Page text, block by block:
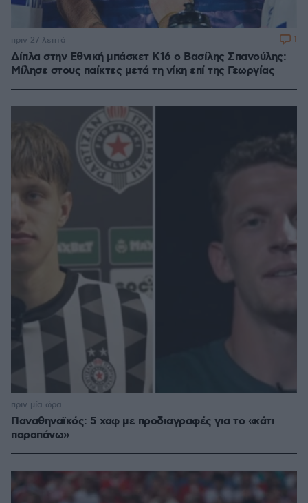
Δίπλα στην Εθνική μπάσκετ Κ16 ο Βασίλης Σπανούλης:
Μίλησε στους παίκτες μετά τη νίκη επί της Γεωργίας
πριν 27 λεπτά 1
Παναθηναϊκός: 5 χαφ με προδιαγραφές για το «κάτι
παραπάνω»
πριν μία ώρα